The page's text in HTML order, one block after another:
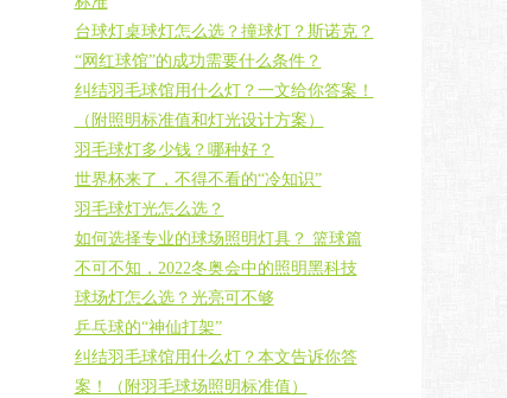
台球灯桌球灯怎么选？撞球灯？斯诺克？
“网红球馆”的成功需要什么条件？
纠结羽毛球馆用什么灯？一文给你答案！
（附照明标准值和灯光设计方案）
羽毛球灯多少钱？哪种好？
世界杯来了，不得不看的“冷知识”
羽毛球灯光怎么选？
如何选择专业的球场照明灯具？ 篮球篇
不可不知，2022冬奥会中的照明黑科技
球场灯怎么选？光亮可不够
乒乓球的“神仙打架”
纠结羽毛球馆用什么灯？本文告诉你答
案！（附羽毛球场照明标准值）